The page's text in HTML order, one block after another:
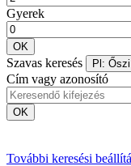
Gyerek
OK
Szavas keresés Pl:
Cím vagy azonosító
OK
További keresési